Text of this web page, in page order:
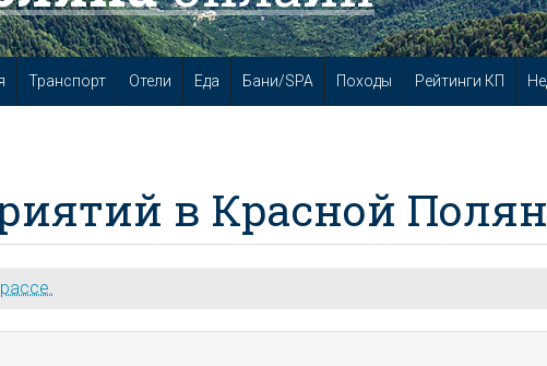
Транспорт Отели Еда Бани/SPA Походы Рейтинги КП
в Красной